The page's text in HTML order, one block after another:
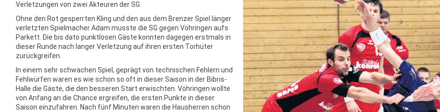
Verletzungen von zwei Akteuren der SG.
Ohne den Rot gesperrten Kling und den aus dem Brenzer Spiel länger
verletzten Spielmacher Adam musste die SG gegen Vöhringen aufs
Parkett. Die bis dato punktlosen Gäste konnten dagegen erstmals in
dieser Runde nach langer Verletzung auf ihren ersten Torhüter
zurückgreifen.
In einem sehr schwachen Spiel, geprägt von technischen Fehlern und
Fehlwürfen waren es wie schon so oft in dieser Saison in der Bibris-
Halle die Gäste, die den besseren Start erwischten. Vöhringen wollte
von Anfang an die Chance ergreifen, die ersten Punkte in dieser
Saison einzufahren. Nach fünf Minuten waren die Hausherren schon